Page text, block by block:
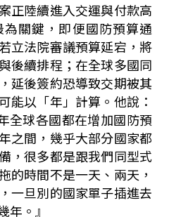
正陸續進入交運與付款高
關鍵，即便國防預算通
立法院審議預算延宕，將
後續排程；在全球多國同
延後簽約恐導致交期被其
能以「年」計算。他說：
全球各國都在增加國防預
之間，幾乎大部分國家都
，很多都是跟我們同型式
的時間不是一天、兩天，
一旦別的國家單子插進去
年。』